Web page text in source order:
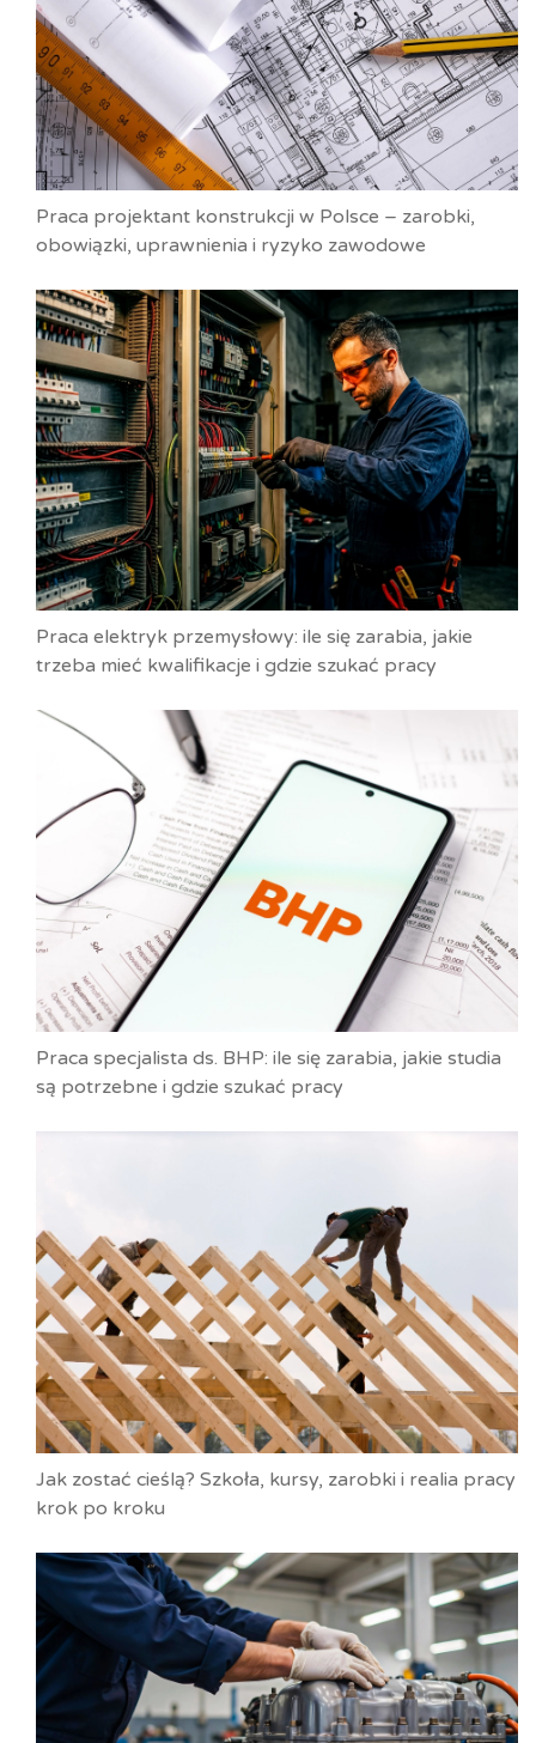
Praca projektant konstrukcji w Polsce – zarobki,
obowiązki, uprawnienia i ryzyko zawodowe
Praca elektryk przemysłowy: ile się zarabia, jakie
trzeba mieć kwalifikacje i gdzie szukać pracy
Praca specjalista ds. BHP: ile się zarabia, jakie studia
są potrzebne i gdzie szukać pracy
Jak zostać cieślą? Szkoła, kursy, zarobki i realia pracy
krok po kroku